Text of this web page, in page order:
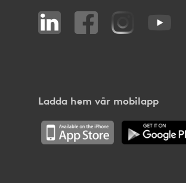
Ladda hem vår mobilapp